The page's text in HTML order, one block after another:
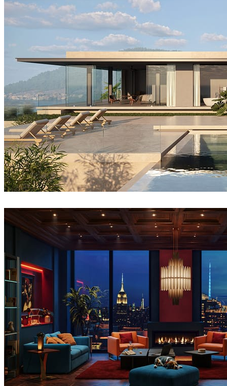
建筑
Reza Eftekhari 建筑